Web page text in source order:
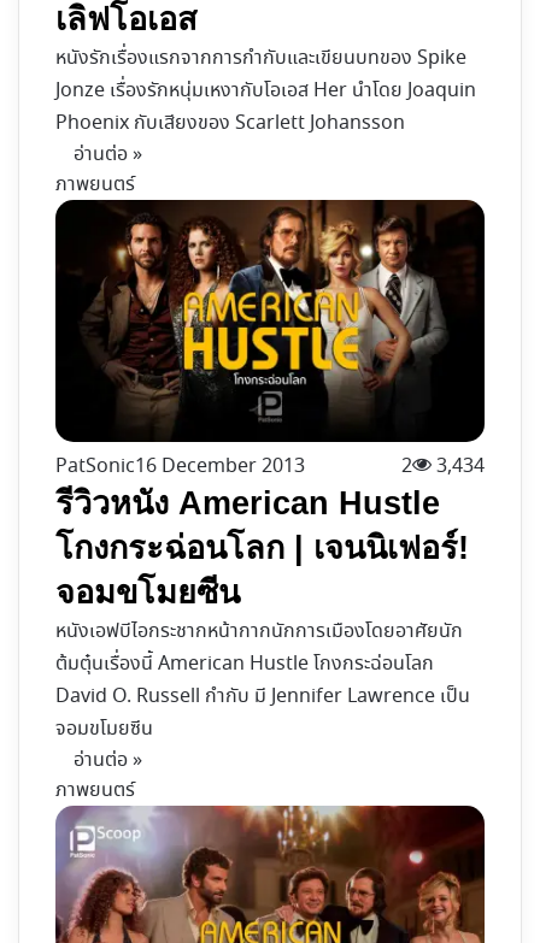
เลิฟโอเอส
หนังรักเรื่องแรกจากการกำกับและเขียนบทของ Spike
Jonze เรื่องรักหนุ่มเหงากับโอเอส Her นำโดย Joaquin
Phoenix กับเสียงของ Scarlett Johansson
อ่านต่อ »
ภาพยนตร์
PatSonic16 December 2013 2 3,434
รีวิวหนัง American Hustle
โกงกระฉ่อนโลก | เจนนิเฟอร์!
จอมขโมยซีน
หนังเอฟบีไอกระชากหน้ากากนักการเมืองโดยอาศัยนัก
ต้มตุ๋นเรื่องนี้ American Hustle โกงกระฉ่อนโลก
David O. Russell กำกับ มี Jennifer Lawrence เป็น
จอมขโมยซีน
อ่านต่อ »
ภาพยนตร์